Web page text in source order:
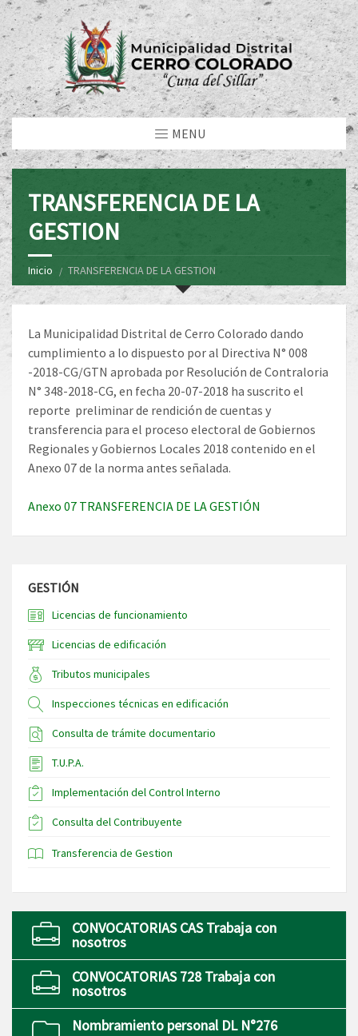
MENU
TRANSFERENCIA DE LA
GESTION
Inicio TRANSFERENCIA DE LA GESTION
La Municipalidad Distrital de Cerro Colorado dando
cumplimiento a lo dispuesto por al Directiva N° 008
-2018-CG/GTN aprobada por Resolución de Contraloria
N° 348-2018-CG, en fecha 20-07-2018 ha suscrito el
reporte preliminar de rendición de cuentas y
transferencia para el proceso electoral de Gobiernos
Regionales y Gobiernos Locales 2018 contenido en el
Anexo 07 de la norma antes señalada.
Anexo 07 TRANSFERENCIA DE LA GESTIÓN
GESTIÓN
Licencias de funcionamiento
Licencias de edificación
Tributos municipales
Inspecciones técnicas en edificación
Consulta de trámite documentario
T.U.P.A.
Implementación del Control Interno
Consulta del Contribuyente
Transferencia de Gestion
CONVOCATORIAS CAS Trabaja con
nosotros
CONVOCATORIAS 728 Trabaja con
nosotros
Nombramiento personal DL N°276